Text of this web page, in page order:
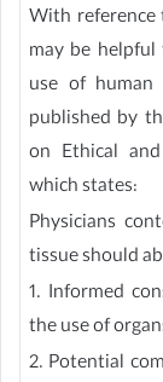
With
may be helpful
use of
published by
on Ethical
which states:
Physicians
tissue should
1. Informed
the use of
2. Potential